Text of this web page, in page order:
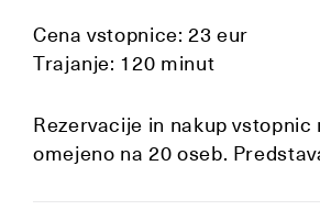
Cena vstopnice: 23 eur
Trajanje: 120 minut
Rezervacije in nakup
omejeno na 20 oseb.